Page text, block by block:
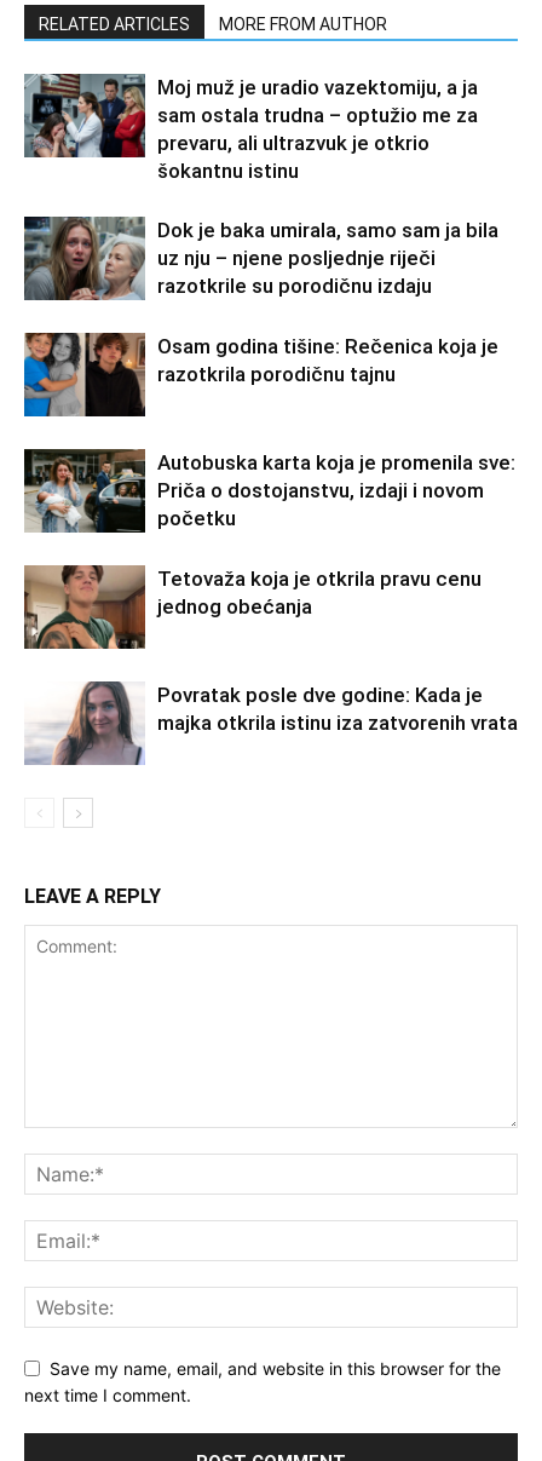
RELATED ARTICLES MORE FROM AUTHOR
Moj muž je uradio vazektomiju, a ja
sam ostala trudna – optužio me za
prevaru, ali ultrazvuk je otkrio
šokantnu istinu
Dok je baka umirala, samo sam ja bila
uz nju – njene posljednje riječi
razotkrile su porodičnu izdaju
Osam godina tišine: Rečenica koja je
razotkrila porodičnu tajnu
Autobuska karta koja je promenila sve:
Priča o dostojanstvu, izdaji i novom
početku
Tetovaža koja je otkrila pravu cenu
jednog obećanja
Povratak posle dve godine: Kada je
majka otkrila istinu iza zatvorenih vrata
LEAVE A REPLY
Save my name, email, and website in this browser for the
next time I comment.